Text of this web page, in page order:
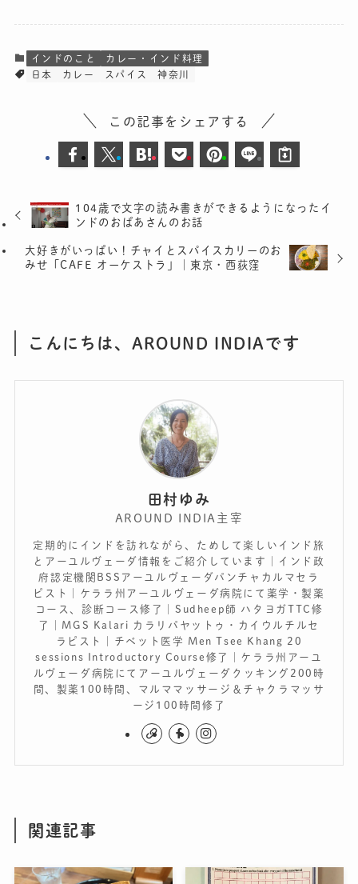
インドのこと
カレー・インド料理
日本
カレー スパイス 神奈川
この記事をシェアする
104歳で文字の読み書きができるようになったイ
ンドのおばあさんのお話
大好きがいっぱい！チャイとスパイスカリーのお
みせ「CAFE オーケストラ」｜東京・西荻窪
こんにちは、AROUND INDIAです
田村ゆみ
AROUND INDIA主宰
定期的にインドを訪れながら、ためして楽しいインド旅
とアーユルヴェーダ情報をご紹介しています｜インド政
府認定機関BSSアーユルヴェーダパンチャカルマセラ
ピスト｜ケララ州アーユルヴェーダ病院にて薬学・製薬
コース、診断コース修了｜Sudheep師 ハタヨガTTC修
了｜MGS Kalari カラリパヤットゥ・カイウルチルセ
ラピスト｜チベット医学 Men Tsee Khang 20
sessions Introductory Course修了｜ケララ州アーユ
ルヴェーダ病院にてアーユルヴェーダクッキング200時
間、製薬100時間、マルママッサージ＆チャクラマッサ
ージ100時間修了
関連記事